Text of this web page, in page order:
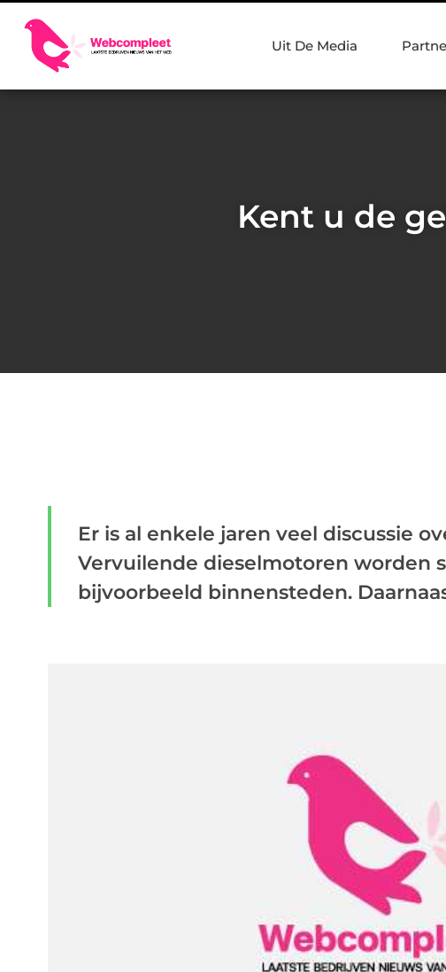
Uit De Media
Kent u de
Er is al enkele jaren veel discussie
Vervuilende dieselmotoren worden
bijvoorbeeld binnensteden.